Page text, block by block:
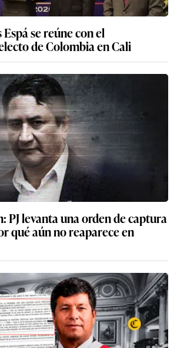
se reúne con el
de Colombia en Cali
PJ levanta una orden de captura
qué aún no reaparece en